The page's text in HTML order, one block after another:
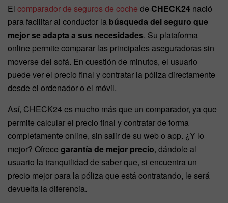
El comparador de seguros de coche de CHECK24 nació
para facilitar al conductor la búsqueda del seguro que
mejor se adapta a sus necesidades. Su plataforma
online permite comparar las principales aseguradoras sin
moverse del sofá. En cuestión de minutos, el usuario
puede ver el precio final y contratar la póliza directamente
desde el ordenador o el móvil.
Así, CHECK24 es mucho más que un comparador, ya que
permite calcular el precio final y contratar de forma
completamente online, sin salir de su web o app. ¿Y lo
mejor? Ofrece garantía de mejor precio, dándole al
usuario la tranquilidad de saber que, si encuentra un
precio mejor para la póliza que está contratando, le será
devuelta la diferencia.